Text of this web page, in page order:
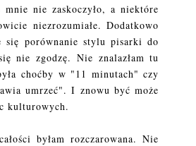
nie zaskoczyło, a niektóre
niezrozumiałe. Dodatkowo
się porównanie stylu pisarki do
nie zgodzę. Nie znalazłam tu
choćby w "11 minutach" czy
umrzeć". I znowu być może
kulturowych.
byłam rozczarowana. Nie